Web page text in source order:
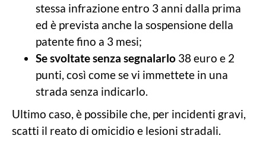
stessa infrazione entro 3 anni dalla prima
ed è prevista anche la sospensione della
patente fino a 3 mesi;
Se svoltate senza segnalarlo 38 euro e 2
punti, così come se vi immettete in una
strada senza indicarlo.
Ultimo caso, è possibile che, per incidenti gravi,
scatti il reato di omicidio e lesioni stradali.